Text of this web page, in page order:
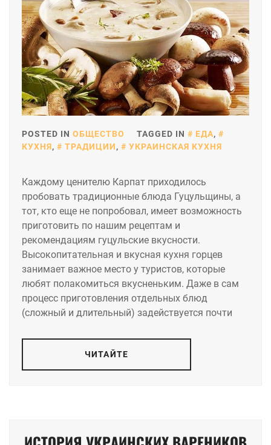
POSTED IN ОБЩЕСТВО TAGGED IN ЕДА,
КУХНЯ, ТРАДИЦИИ, УКРАИНСКАЯ КУХНЯ
Каждому ценителю Карпат приходилось
пробовать традиционные блюда Гуцульщины, а
тот, кто еще не попробовал, имеет возможность
приготовить по нашим рецептам и
рекомендациям гуцульские вкусности.
Высокопитательная и вкусная кухня горцев
занимает важное место у туристов, которые
любят полакомиться вкусненьким. Даже в сам
процесс приготовления отдельных блюд
(сложный и длительный) задействуется почти
ЧИТАЙТЕ